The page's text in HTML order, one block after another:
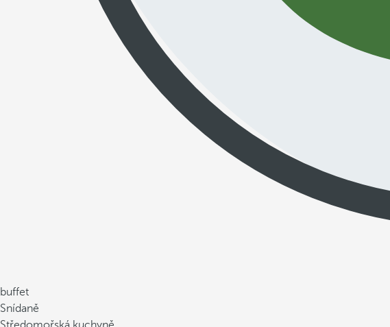
buffet
Snídaně